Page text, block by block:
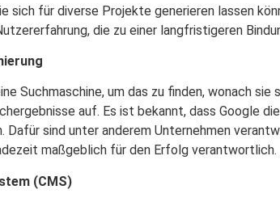
sich für diverse Projekte generieren lassen
die zu einer langfristigeren
Suchmaschine, um das zu finden, wonach
auf. Es ist bekannt, dass Google
Dafür sind unter anderem Unternehmen
maßgeblich für den Erfolg verantwortlich.
(CMS)